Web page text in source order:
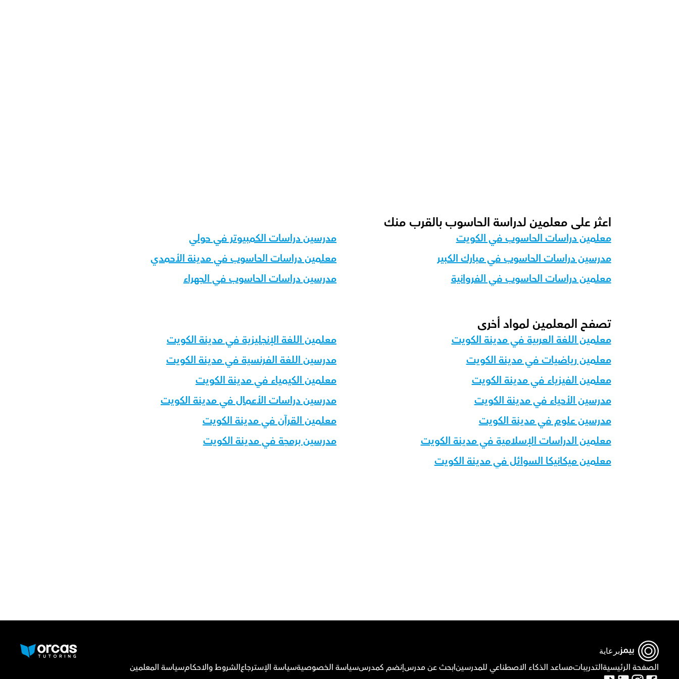
اعثر على معلمين لدراسة الحاسوب بالقرب منك
معلمين دراسات الحاسوب في الكويت
مدرسين دراسات الكمبيوتر في حولي
مدرسين دراسات الحاسوب في مبارك الكبير
معلمين دراسات الحاسوب في مدينة الأحمدي
معلمين دراسات الحاسوب في الفروانية
مدرسين دراسات الحاسوب في الجهراء
تصفح المعلمين لمواد أخرى
معلمين اللغة العربية في مدينة الكويت
معلمين اللغة الإنجليزية في مدينة الكويت
معلمين رياضيات في مدينة الكويت
مدرسين اللغة الفرنسية في مدينة الكويت
معلمين الفيزياء في مدينة الكويت
معلمين الكيمياء في مدينة الكويت
مدرسين الأحياء في مدينة الكويت
مدرسين دراسات الأعمال في مدينة الكويت
مدرسين علوم في مدينة الكويت
معلمين القرآن في مدينة الكويت
معلمين الدراسات الإسلامية في مدينة الكويت
مدرسين برمجة في مدينة الكويت
معلمين ميكانيكا السوائل في مدينة الكويت
قم بتحميل تطبيق أوركاس
برعاية
الصفحة الرئيسيةالتدريباتمساعد الذكاء الاصطناعي للمدرسينابحث عن مدرسإنضم كمدرسسياسة الخصوصيةسياسة الإسترجاعالشروط والاحكامسياسة المعلمين